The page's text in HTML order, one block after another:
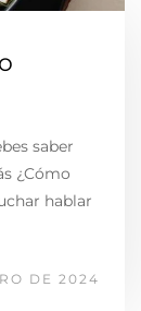
saber
¿Cómo
hablar
DE 2024